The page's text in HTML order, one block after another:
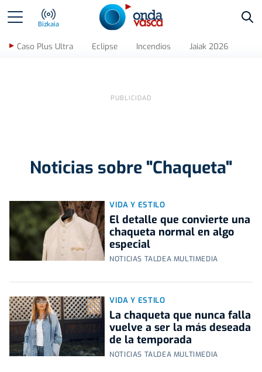
Bizkaia
Caso Plus Ultra Eclipse Incendios Jaiak 2026
Noticias sobre "Chaqueta"
VIDA Y ESTILO
El detalle que convierte una
chaqueta normal en algo
especial
NOTICIAS TALDEA MULTIMEDIA
VIDA Y ESTILO
La chaqueta que nunca falla
vuelve a ser la más deseada
de la temporada
NOTICIAS TALDEA MULTIMEDIA